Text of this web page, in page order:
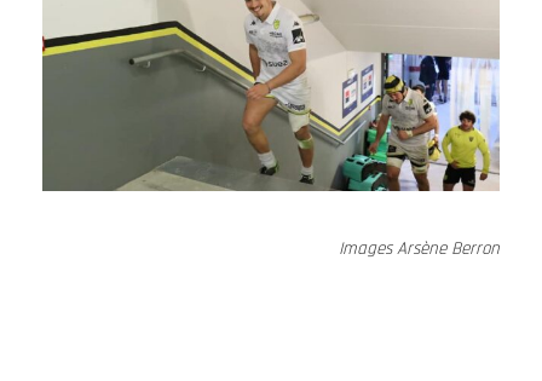
Images Arsène Berron